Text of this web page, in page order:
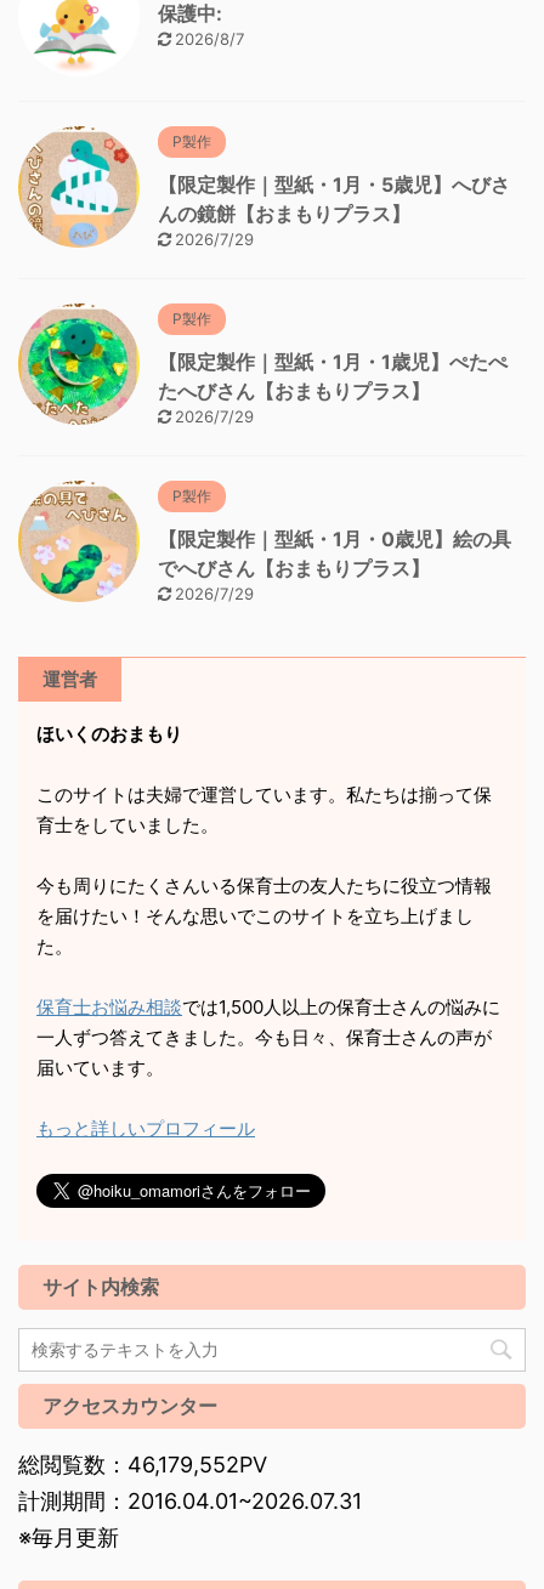
保護中:
2026/8/7
P製作
【限定製作｜型紙・1月・5歳児】へびさ
んの鏡餅【おまもりプラス】
2026/7/29
P製作
【限定製作｜型紙・1月・1歳児】ぺたぺ
たへびさん【おまもりプラス】
2026/7/29
P製作
【限定製作｜型紙・1月・0歳児】絵の具
でへびさん【おまもりプラス】
2026/7/29
運営者
ほいくのおまもり
このサイトは夫婦で運営しています。私たちは揃って保
育士をしていました。
今も周りにたくさんいる保育士の友人たちに役立つ情報
を届けたい！そんな思いでこのサイトを立ち上げまし
た。
保育士お悩み相談では1,500人以上の保育士さんの悩みに
一人ずつ答えてきました。今も日々、保育士さんの声が
届いています。
もっと詳しいプロフィール
サイト内検索
アクセスカウンター
総閲覧数：46,179,552PV
計測期間：2016.04.01~2026.07.31
※毎月更新